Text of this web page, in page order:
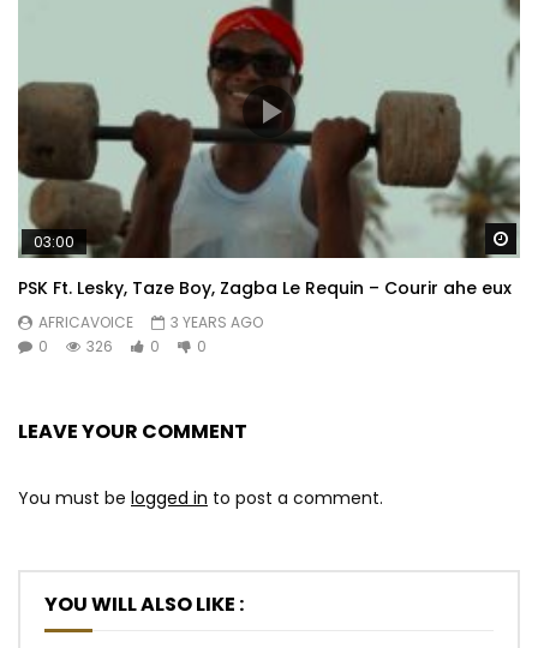
03:00
PSK Ft. Lesky, Taze Boy, Zagba Le Requin – Courir ahe eux
AFRICAVOICE
3 YEARS AGO
0
326 0 0
LEAVE YOUR COMMENT
You must be logged in to post a comment.
YOU WILL ALSO LIKE :